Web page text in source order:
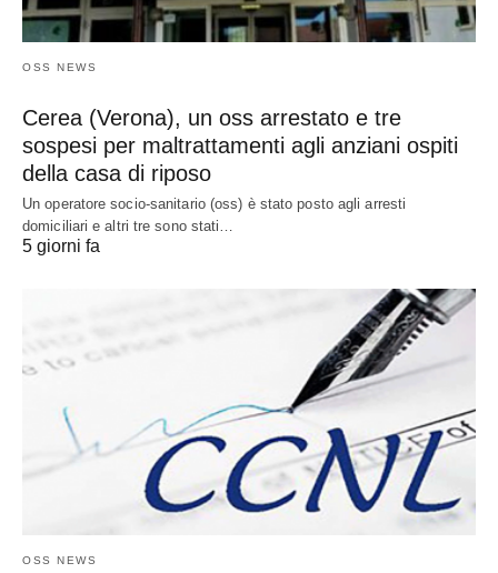
OSS NEWS
Cerea (Verona), un oss arrestato e tre
sospesi per maltrattamenti agli anziani ospiti
della casa di riposo
Un operatore socio-sanitario (oss) è stato posto agli arresti
domiciliari e altri tre sono stati…
5 giorni fa
OSS NEWS